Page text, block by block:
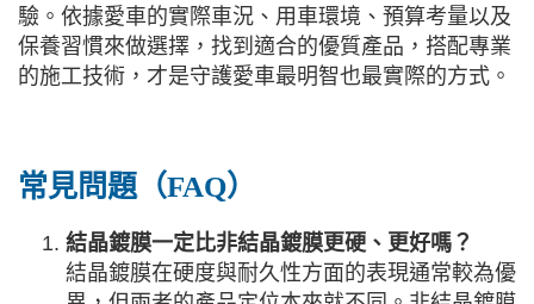
驗。依據愛車的實際車況、用車環境、預算考量以及
保養習慣來做選擇，找到適合的優質產品，搭配專業
的施工技術，才是守護愛車最明智也最實際的方式。
常見問題（FAQ）
結晶鍍膜一定比非結晶鍍膜更硬、更好嗎？
結晶鍍膜在硬度與耐久性方面的表現通常較為優